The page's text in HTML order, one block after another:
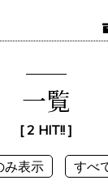
一覧
[ 2 HIT!! ]
み表示 すべ